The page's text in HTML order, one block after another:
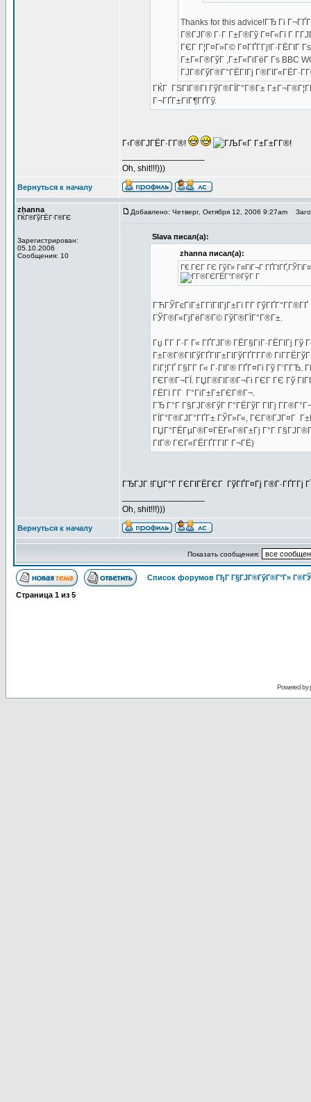
Thanks for this advice!ГЂ Гі
Г®ГЈГ® Г·Г Г±Г®Гў Г¤Г«Гї Г
ГЄГ Г¦Г¤Г»Г© Г¤ГҐГ­Гј!Г·ГЁГІГ
Г±Г«Г®ГўГ ,Г±Г«ГіГёГ Гѕ BBC
ГЈГ®ГўГ®Г°ГЁГІГј
ГЌГ ГЅГІГ®ГІ ГўГ®ГЇГ°Г®Г±
Г¬ГҐГ±ГїГ¶ГҐГў.
Г‹Г®ГЈГЁГ·Г­Г®!
Oh, shit!!!)))
Вернуться к началу
zhanna
ГЌГ®ГўГЁГ·Г®ГЄ
Зарегистрирован:
05.10.2006
Сообщения: 10
Добавлено: Четверг, Октября 12, 2006 9:27am
Slava писал(а):
zhanna писал(а):
Г€ ГЄГ ГЄ ГўГ» Г¤ГіГ¬Г
ГЋГЎГєГїГ±Г­ГїГІГјГ±Гї Г­Г
ГЎГ®Г«ГјГёГ®Г© ГўГ®ГЇГ°Г®Г±.
Гџ Г­Г Г·Г Г« ГҐГЈГ® ГЁГ§ГіГ·ГЁГІГј
Г±Г®Г®ГІГўГҐГІГ±ГІГўГҐГ­Г­Г®
ГіГ¦ГҐ Г§Г­Г Г« Г·ГІГ® ГҐГ¤Гі Гў
ГЄГ®Г¬ГЇ. ГЏГ®ГІГ®Г¬Гі ГЄГ ГЄ Гў
ГЁГї Г­Г Г°ГіГ±Г±ГЄГ®Г¬.
ГЂ Г°Г Г§ГЈГ®ГўГ Г°ГЁГўГ ГІГј
ГЇГ°Г®ГЈГ°ГҐГ± ГЎГ»Г«, ГЄГ®ГЈГ¤Г
ГЏГ°ГЁГµГ®Г¤ГЁГ«Г®Г±Гј Г°Г
ГІГ® ГЄГ«ГЁГҐГ­ГІГ Г¬ГЁ)
ГЂГЈГ !ГЏГ°Г ГЄГІГЁГЄГ ГўГҐГ¤Гј Г®Г·ГҐГ­Гј
Oh, shit!!!)))
Вернуться к началу
Показать сообщения:
Список форумов ГђГ Г§ГЈГ®ГўГ®Г°Г»
Страница 1 из 5
Powered by